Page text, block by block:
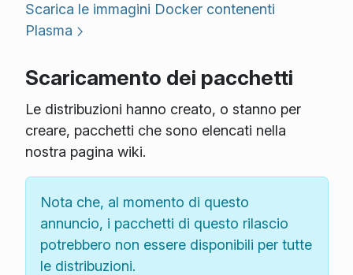
Scarica le immagini Docker contenenti
Plasma
Scaricamento dei pacchetti
Le distribuzioni hanno creato, o stanno per
creare, pacchetti che sono elencati nella
nostra pagina wiki.
Nota che, al momento di questo
annuncio, i pacchetti di questo rilascio
potrebbero non essere disponibili per tutte
le distribuzioni.